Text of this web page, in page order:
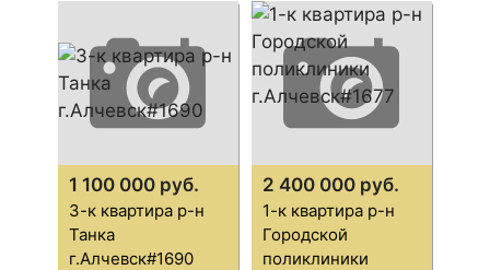
1 100 000 руб.
3-к квартира р-н
Танка
г.Алчевск#1690
2 400 000 руб.
1-к квартира р-н
Городской
поликлиники